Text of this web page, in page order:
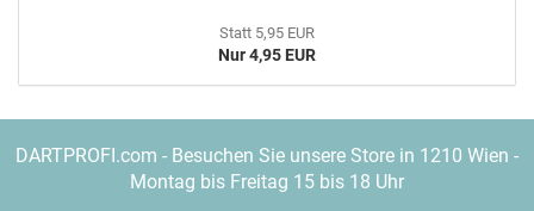
Statt 5,95 EUR
Nur 4,95 EUR
DARTPROFI.com - Besuchen Sie unsere Store in 1210 Wien -
Montag bis Freitag 15 bis 18 Uhr